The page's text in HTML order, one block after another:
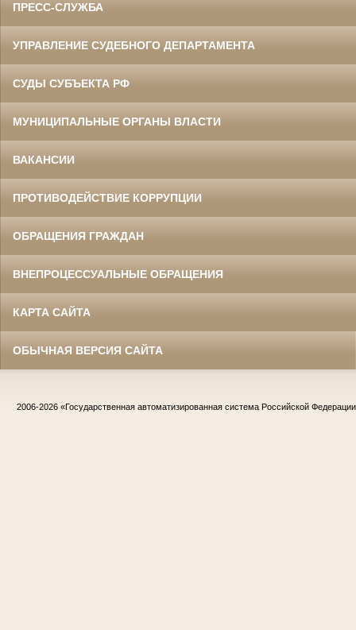
ПРЕСС-СЛУЖБА
УПРАВЛЕНИЕ СУДЕБНОГО ДЕПАРТАМЕНТА
СУДЫ СУБЪЕКТА РФ
МУНИЦИПАЛЬНЫЕ ОРГАНЫ ВЛАСТИ
ВАКАНСИИ
ПРОТИВОДЕЙСТВИЕ КОРРУПЦИИ
ОБРАЩЕНИЯ ГРАЖДАН
ВНЕПРОЦЕССУАЛЬНЫЕ ОБРАЩЕНИЯ
КАРТА САЙТА
ОБЫЧНАЯ ВЕРСИЯ САЙТА
2006-2026 «Государственная автоматизированная система Российской